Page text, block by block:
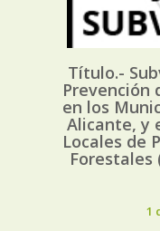
Título.-
Prevención
en los
Alicante, y
Locales de
Forestales
1